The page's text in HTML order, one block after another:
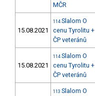
MČR
15.08.2021
114 Slalom O
cenu Tyrolitu +
ČP veteránů
15.08.2021
114 Slalom O
cenu Tyrolitu +
ČP veteránů
113 Slalom O